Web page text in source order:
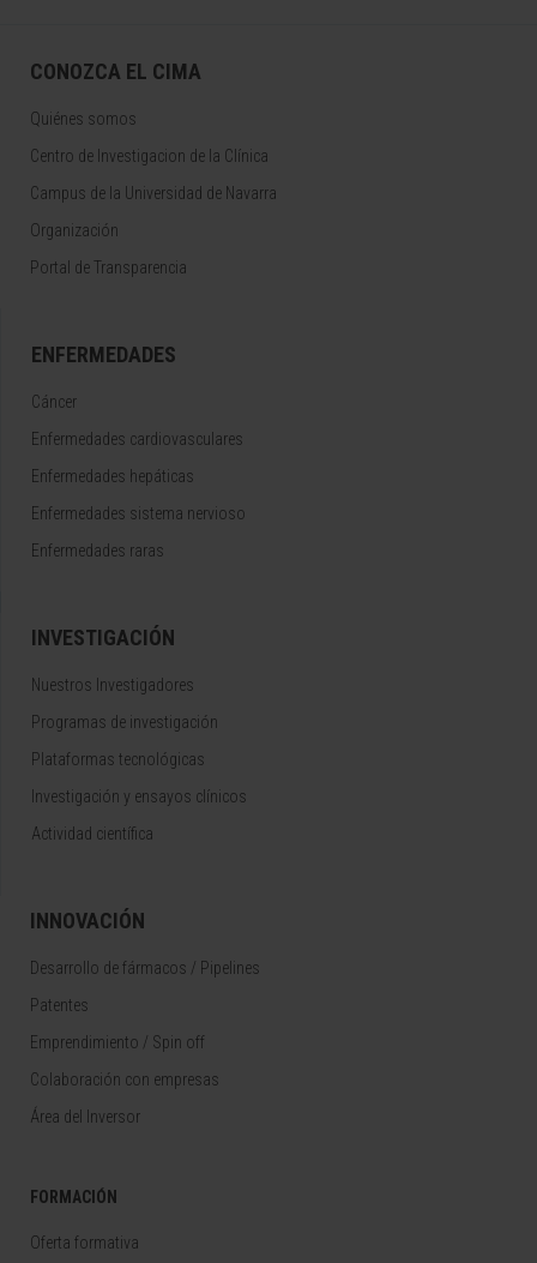
CONOZCA EL CIMA
Quiénes somos
Centro de Investigacion de la Clínica
Campus de la Universidad de Navarra
Organización
Portal de Transparencia
ENFERMEDADES
Cáncer
Enfermedades cardiovasculares
Enfermedades hepáticas
Enfermedades sistema nervioso
Enfermedades raras
INVESTIGACIÓN
Nuestros Investigadores
Programas de investigación
Plataformas tecnológicas
Investigación y ensayos clínicos
Actividad científica
INNOVACIÓN
Desarrollo de fármacos / Pipelines
Patentes
Emprendimiento / Spin off
Colaboración con empresas
Área del Inversor
FORMACIÓN
Oferta formativa